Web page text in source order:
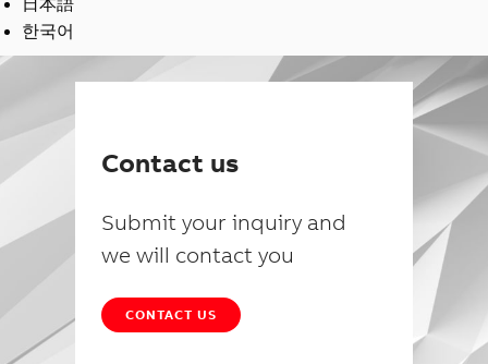
日本語
한국어
Contact us
Submit your inquiry and
we will contact you
CONTACT US